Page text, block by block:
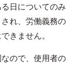
日についてのみ
れ、労働義務の
きません。
ので、使用者の